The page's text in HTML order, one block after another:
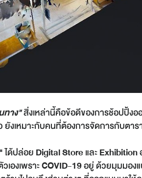
ทาง"สิ่งเหล่านี้คือข้อดีของการช้อปปิ้งอ
ยังเหมาะกับคนที่ต้องการจัดการกับตา
ได้ปล่อย Digital StoreและExhibition
องเพราะCOVID-19อยู่ ด้วยมุมมองแ